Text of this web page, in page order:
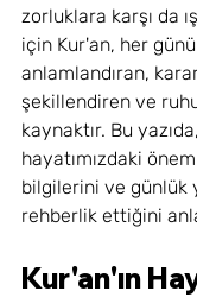
zorluklara karşı da
için Kur'an, her
anlamlandıran,
şekillendiren ve
kaynaktır. Bu
hayatımızdaki
bilgilerini ve günlük
rehberlik ettiğini
Kur'an'ın